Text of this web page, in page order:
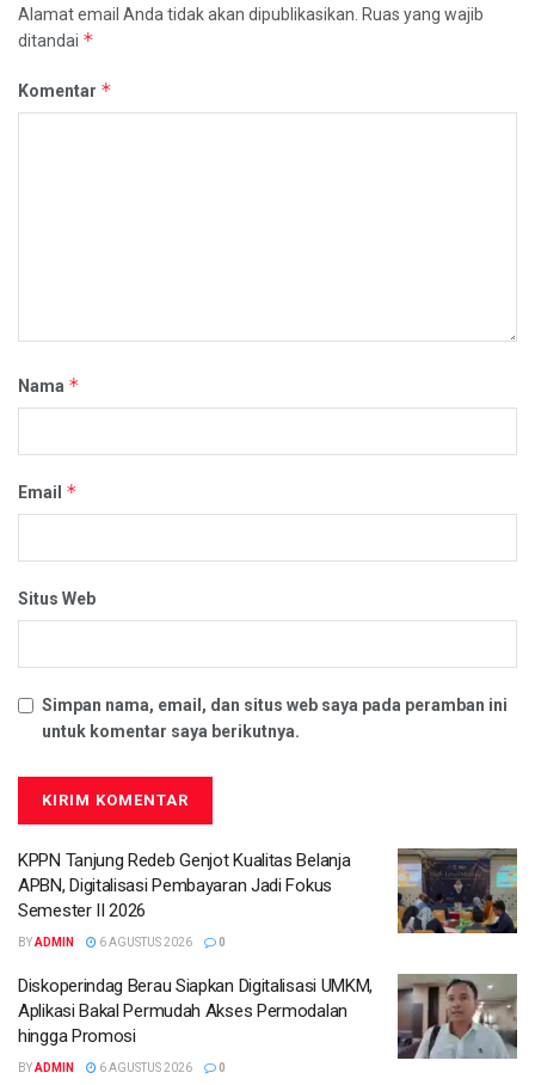
Alamat email Anda tidak akan dipublikasikan. Ruas yang wajib
ditandai *
Komentar *
Nama *
Email *
Situs Web
Simpan nama, email, dan situs web saya pada peramban ini
untuk komentar saya berikutnya.
KPPN Tanjung Redeb Genjot Kualitas Belanja
APBN, Digitalisasi Pembayaran Jadi Fokus
Semester II 2026
BYADMIN 6 AGUSTUS 2026 0
Diskoperindag Berau Siapkan Digitalisasi UMKM,
Aplikasi Bakal Permudah Akses Permodalan
hingga Promosi
BYADMIN 6 AGUSTUS 2026 0